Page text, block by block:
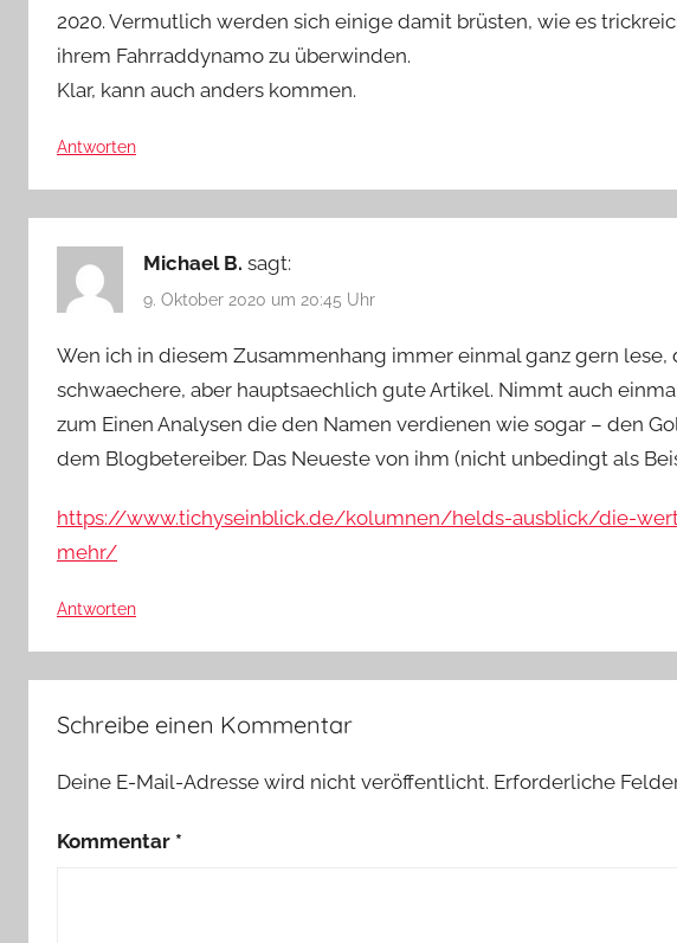
2020. Vermutlich werden sich einige damit brüsten, wie es
ihrem Fahrraddynamo zu überwinden.
Klar, kann auch anders kommen.
Antworten
Michael B. sagt:
9. Oktober 2020 um 20:45 Uhr
Wen ich in diesem Zusammenhang immer einmal ganz gern
schwaechere, aber hauptsaechlich gute Artikel. Nimmt auch
zum Einen Analysen die den Namen verdienen wie sogar – den
dem Blogbetereiber. Das Neueste von ihm (nicht unbedingt als
https://www.tichyseinblick.de/kolumnen/helds-ausblick/die-
mehr/
Antworten
Schreibe einen Kommentar
Deine E-Mail-Adresse wird nicht veröffentlicht. Erforderliche
Kommentar *